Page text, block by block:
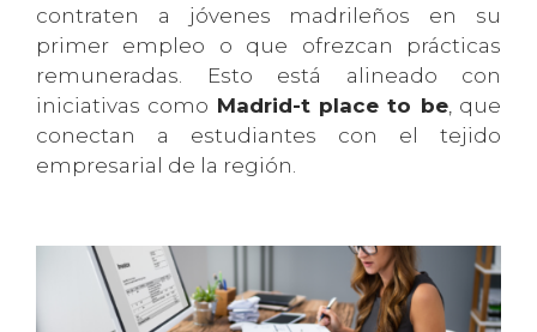
contraten a jóvenes madrileños en su
primer empleo o que ofrezcan prácticas
remuneradas. Esto está alineado con
iniciativas como Madrid-t place to be, que
conectan a estudiantes con el tejido
empresarial de la región.